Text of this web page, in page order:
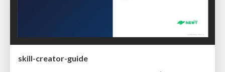
skill-creator-guide